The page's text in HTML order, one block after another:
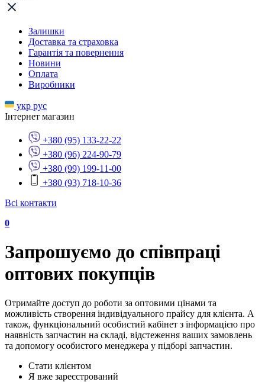
Залишки
Доставка та страховка
Гарантія та повернення
Новини
Оплата
Виробники
укр рус
Інтернет магазин
+380 (95) 133-22-22
+380 (96) 224-90-79
+380 (99) 199-11-00
+380 (93) 718-10-36
Всі контакти
0
Запрошуємо до співпраці
оптових покупців
Отримайте доступ до роботи за оптовими цінами та
можливість створення індивідуального прайсу для клієнта. А
також, функціональний особистий кабінет з інформацією про
наявність запчастин на складі, відстеження ваших замовлень
та допомогу особистого менеджера у підборі запчастин.
Стати клієнтом
Я вже зареєстрований